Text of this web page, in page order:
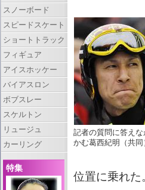
記者の質問に答えな
かむ葛西紀明（共同
位置に乗れ
スノーボード
スピードスケート
ショートトラック
フィギュア
アイスホッケー
バイアスロン
ボブスレー
スケルトン
リュージュ
カーリング
特集